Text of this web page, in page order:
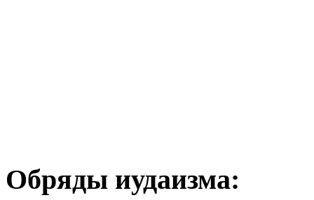
Обряды иудаизма: